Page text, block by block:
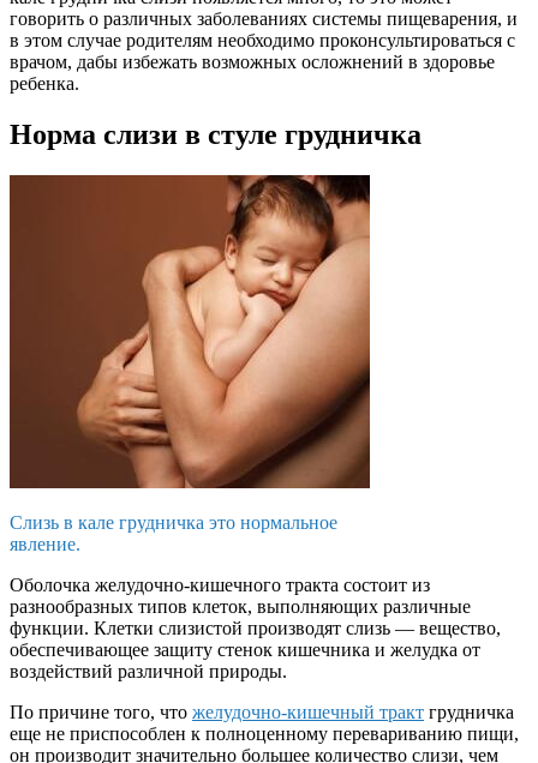
говорить о различных заболеваниях системы пищеварения, и
в этом случае родителям необходимо проконсультироваться с
врачом, дабы избежать возможных осложнений в здоровье
ребенка.
Норма слизи в стуле грудничка
Слизь в кале грудничка это нормальное
явление.
Оболочка желудочно-кишечного тракта состоит из
разнообразных типов клеток, выполняющих различные
функции. Клетки слизистой производят слизь — вещество,
обеспечивающее защиту стенок кишечника и желудка от
воздействий различной природы.
По причине того, что желудочно-кишечный тракт грудничка
еще не приспособлен к полноценному перевариванию пищи,
он производит значительно большее количество слизи, чем